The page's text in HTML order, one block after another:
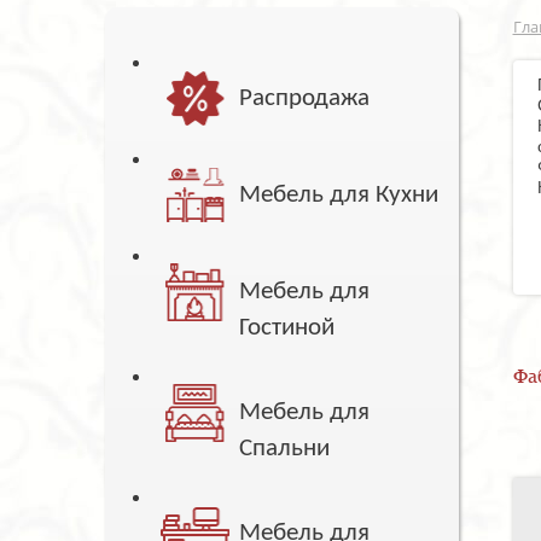
Распродажа
Мебель для Кухни
Мебель для
Гостиной
Мебель для
Спальни
Мебель для